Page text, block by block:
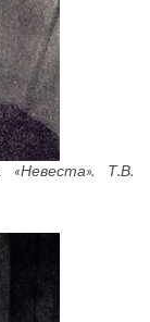
Т.В.